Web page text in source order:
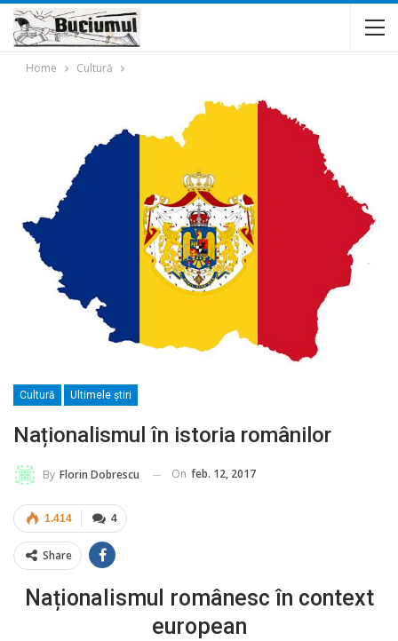
Home Cultură
Cultură Ultimele ştiri
Naționalismul în istoria românilor
By Florin Dobrescu On feb. 12, 2017
4
1.414
Share
Naționalismul românesc în context
european